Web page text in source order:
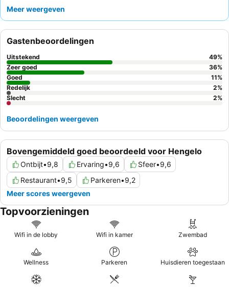
wellnessfaciliteiten
een ijskamer. Gasten prijzen consequent de
servicevan het vriendelijke en attente personeel, en het
uitgebreide ontbijtbuffet
scala aan hoogwaardige opties. Voor een echt verwenmoment
kunt u overwegen een kamer te boeken met een
badkamer
voorzien van zowel een groot ligbad als een aparte
inloopdouche.
Meer weergeven
Bovengemiddeld goed beoordeeld voor Hengelo
Ontbijt•9,8 Ervaring•9,6 Sfeer•9,6
Restaurant•9,5 Parkeren•9,2
Meer scores weergeven
Gastenbeoordelingen
Uitstekend 49%
Zeer goed
36%
Goed
11%
Redelijk
2%
Slecht
2%
Beoordelingen weergeven
Topvoorzieningen
Wifi in de lobby Wifi in kamer Zwembad
Wellness Parkeren Huisdieren toegestaan